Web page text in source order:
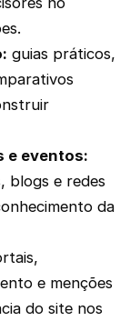
guias práticos,
e eventos:
blogs e redes
da
e menções
do site nos